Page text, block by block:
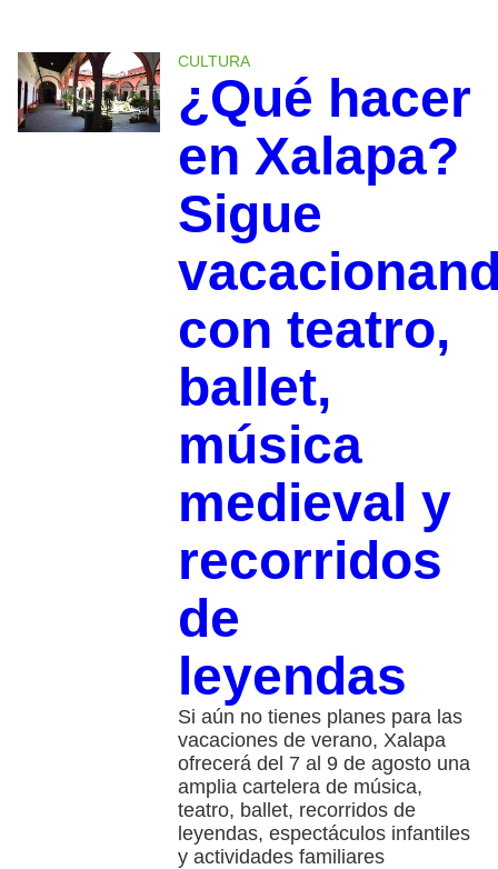
CULTURA
¿Qué hacer
en Xalapa?
Sigue
con teatro,
ballet,
música
medieval y
recorridos
de
leyendas
Si aún no tienes planes para las
vacaciones de verano, Xalapa
ofrecerá del 7 al 9 de agosto una
amplia cartelera de música,
teatro, ballet, recorridos de
leyendas, espectáculos infantiles
y actividades familiares